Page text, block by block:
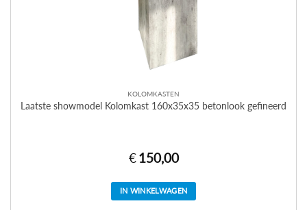
KOLOMKASTEN
Laatste showmodel Kolomkast 160x35x35 betonlook gefineerd
€ 150,00
IN WINKELWAGEN